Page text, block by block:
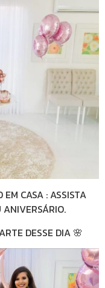
EM CASA : ASSISTA
DESSE DIA 🌸